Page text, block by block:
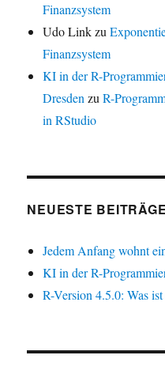
Finanzsystem
Udo Linkzu
Finanzsystem
KI in der R-
Dresden zuR-
in RStudio
NEUESTE BEITRÄGE
Jedem Anfang wohnt
KI in der R-
R-Version 4.5.0: Was